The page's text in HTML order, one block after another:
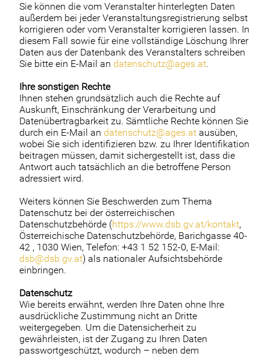
Sie können die vom Veranstalter hinterlegten Daten
außerdem bei jeder Veranstaltungsregistrierung selbst
korrigieren oder vom Veranstalter korrigieren lassen. In
diesem Fall sowie für eine vollständige Löschung Ihrer
Daten aus der Datenbank des Veranstalters schreiben
Sie bitte ein E-Mail an datenschutz@ages.at.
Ihre sonstigen Rechte
Ihnen stehen grundsätzlich auch die Rechte auf
Auskunft, Einschränkung der Verarbeitung und
Datenübertragbarkeit zu. Sämtliche Rechte können Sie
durch ein E-Mail an datenschutz@ages.at ausüben,
wobei Sie sich identifizieren bzw. zu Ihrer Identifikation
beitragen müssen, damit sichergestellt ist, dass die
Antwort auch tatsächlich an die betroffene Person
adressiert wird.
Weiters können Sie Beschwerden zum Thema
Datenschutz bei der österreichischen
Datenschutzbehörde (https://www.dsb.gv.at/kontakt,
Österreichische Datenschutzbehörde, Barichgasse 40-
42 , 1030 Wien, Telefon: +43 1 52 152-0, E-Mail:
dsb@dsb.gv.at) als nationaler Aufsichtsbehörde
einbringen.
Datenschutz
Wie bereits erwähnt, werden Ihre Daten ohne Ihre
ausdrückliche Zustimmung nicht an Dritte
weitergegeben. Um die Datensicherheit zu
gewährleisten, ist der Zugang zu Ihren Daten
passwortgeschützt, wodurch – neben dem